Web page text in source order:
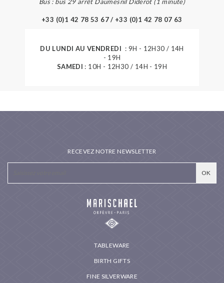
+33 (0)1 42 78 53 67 / +33 (0)1 42 78 07 63
DU LUNDI AU VENDREDI : 9H - 12H30 / 14H
- 19H
SAMEDI : 10H - 12H30 / 14H - 19H
TABLEWARE
BIRTH GIFTS
FINE SILVERWARE
RECEVEZ NOTRE NEWSLETTER